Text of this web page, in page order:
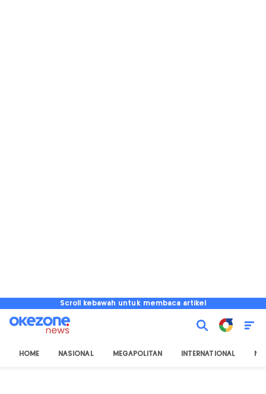
Scroll kebawah untuk membaca artikel
HOME NASIONAL MEGAPOLITAN INTERNATIONAL